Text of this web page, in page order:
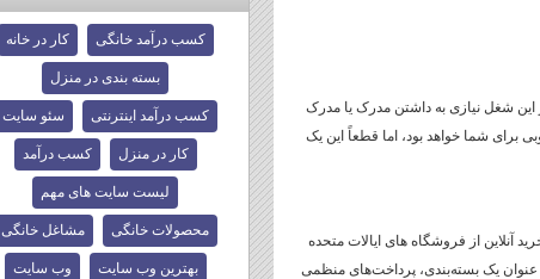
این شغل نیازی به داشتن مدرک یا مدرک
برای شما خواهد بود، اما قطعاً این یک
آنلاین از فروشگاه های ایالات متحده
عنوان یک بسته‌بندی، پرداخت‌های منظمی
کسب درآمد خانگی کار در خانه
بسته بندی در منزل
کسب درآمد اینترنتی سئو سایت
کار در منزل کسب درآمد
لیست سایت های مهم
محصولات خانگی مشاغل خانگی
بهترین وب سایت وب سایت